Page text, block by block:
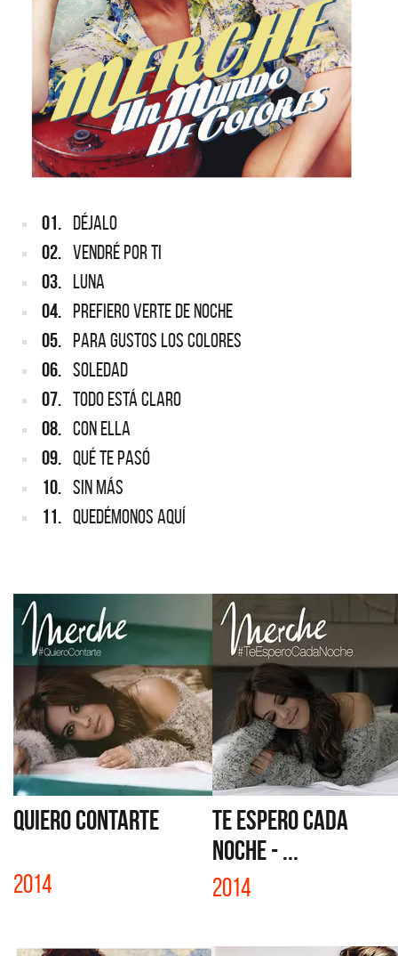
01. DÉJALO
02. VENDRÉ POR TI
03. LUNA
04. PREFIERO VERTE DE NOCHE
05. PARA GUSTOS LOS COLORES
06. SOLEDAD
07. TODO ESTÁ CLARO
08. CON ELLA
09. QUÉ TE PASÓ
10. SIN MÁS
11. QUEDÉMONOS AQUÍ
QUIERO CONTARTE
2014
TE ESPERO CADA
NOCHE - ...
2014